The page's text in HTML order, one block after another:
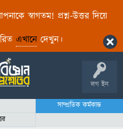
স্বাগতম! প্রশ্ন-উত্তর দিয়ে
এখানেদেখুন।
লগ ইন
সাম্প্রতিক কর্মকান্ড